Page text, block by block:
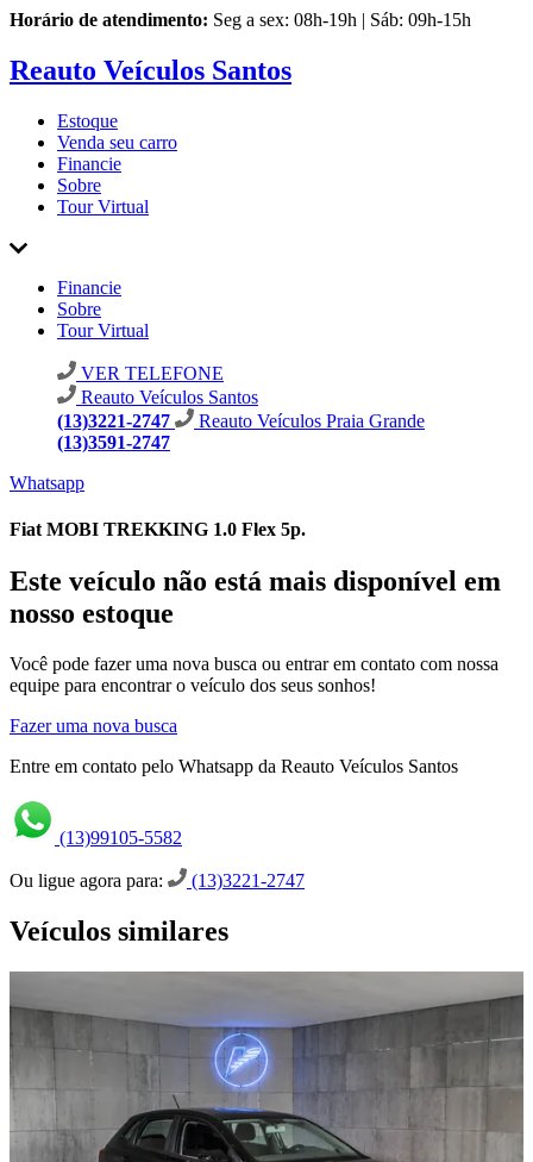
Horário de atendimento: Seg a sex: 08h-19h | Sáb: 09h-15h
Reauto Veículos Santos
Estoque
Venda seu carro
Financie
Sobre
Tour Virtual
Financie
Sobre
Tour Virtual
VER TELEFONE
Reauto Veículos Santos
(13)3221-2747
Reauto Veículos Praia Grande
(13)3591-2747
Whatsapp
Fiat MOBI TREKKING 1.0 Flex 5p.
Este veículo não está mais disponível em
nosso estoque
Você pode fazer uma nova busca ou entrar em contato com nossa
equipe para encontrar o veículo dos seus sonhos!
Fazer uma nova busca
Entre em contato pelo Whatsapp da Reauto Veículos Santos
(13)99105-5582
Ou ligue agora para: (13)3221-2747
Veículos similares